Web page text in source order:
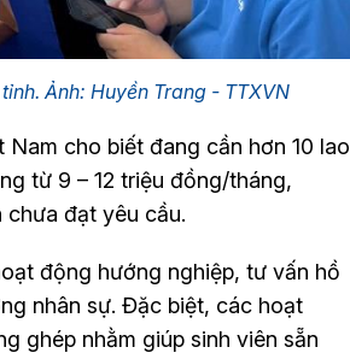
Ảnh: Huyền Trang - TTXVN
cho biết đang cần hơn 10 lao
từ 9 – 12 triệu đồng/tháng,
đạt yêu cầu.
động hướng nghiệp, tư vấn hồ
nhân sự. Đặc biệt, các hoạt
ghép nhằm giúp sinh viên sẵn